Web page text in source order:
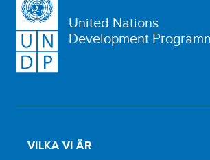
United Nations
Development
VILKA VI ÄR